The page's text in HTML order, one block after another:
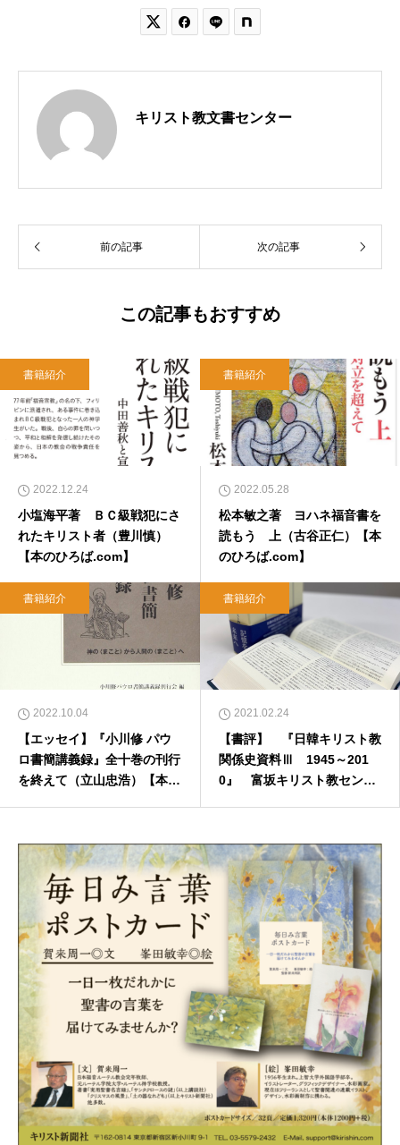
 
キリスト教文書センター
前の記事 次の記事
この記事もおすすめ
書籍紹介
2022.12.24
小塩海平著 ＢＣ級戦犯にさ
れたキリスト者（豊川慎）
【本のひろば.com】
書籍紹介
2022.05.28
松本敏之著 ヨハネ福音書を
読もう 上（古谷正仁）【本
のひろば.com】
書籍紹介
2022.10.04
【エッセイ】『小川修 パウ
ロ書簡講義録』全十巻の刊行
を終えて（立山忠浩）【本の
書籍紹介
2021.02.24
【書評】 『日韓キリスト教
関係史資料Ⅲ 1945～201
0』 富坂キリスト教センタ